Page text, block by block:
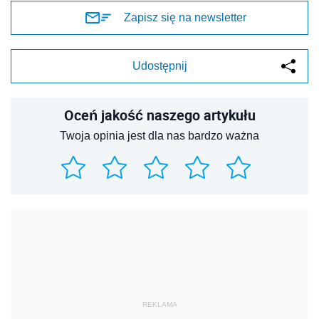
Zapisz się na newsletter
Udostępnij
Oceń jakość naszego artykułu
Twoja opinia jest dla nas bardzo ważna
REKLAMA